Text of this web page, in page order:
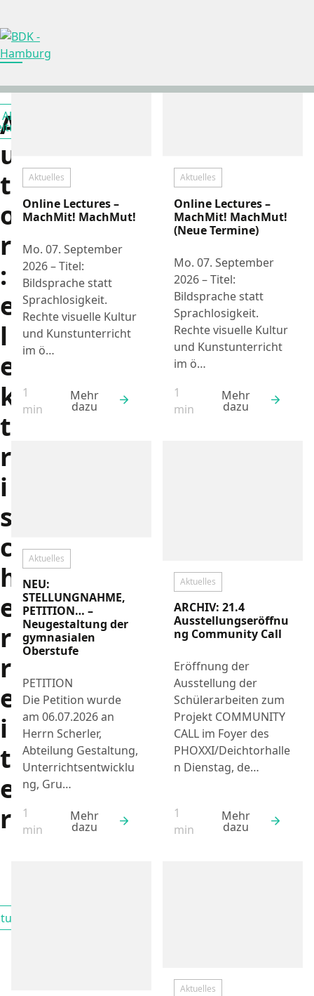
A
u
t
o
r
:
e
l
e
k
t
r
i
s
c
h
e
r
r
e
i
t
e
r
Filtern nach
Alle
Filtern nach
Aktuelles
Online Lectures –
MachMit! MachMut!
Mo. 07. September
2026 – Titel:
Bildsprache statt
Sprachlosigkeit.
Rechte visuelle Kultur
und Kunstunterricht
im ö…
Lesezeit:
1
min
Mehr
dazu
Aktuelles
Online Lectures –
MachMit! MachMut!
(Neue Termine)
Mo. 07. September
2026 – Titel:
Bildsprache statt
Sprachlosigkeit.
Rechte visuelle Kultur
und Kunstunterricht
im ö…
Lesezeit:
1
min
Mehr
dazu
Aktuelles
NEU:
STELLUNGNAHME,
PETITION… –
Neugestaltung der
gymnasialen
Oberstufe
PETITION
Die Petition wurde
am 06.07.2026 an
Herrn Scherler,
Abteilung Gestaltung,
Unterrichtsentwicklu
ng, Gru…
Lesezeit:
1
min
Mehr
dazu
Aktuelles
ARCHIV: 21.4
Ausstellungseröffnu
ng Community Call
Eröffnung der
Ausstellung der
Schülerarbeiten zum
Projekt COMMUNITY
CALL im Foyer des
PHOXXI/Deichtorhalle
n Dienstag, de…
Lesezeit:
1
min
Mehr
dazu
Aktuelles